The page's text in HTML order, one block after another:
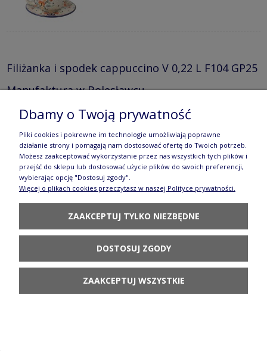
Filiżanka i spodek cappuccino V 0,22 L F104 GP25
Manufaktura w Bolesławcu
Czajnik V 1,5 L C017 GP25 Manufaktura w
294,90 zł
Dbamy o Twoją prywatność
Pliki cookies i pokrewne im technologie umożliwiają poprawne
działanie strony i pomagają nam dostosować ofertę do Twoich potrzeb.
Możesz zaakceptować wykorzystanie przez nas wszystkich tych plików i
przejść do sklepu lub dostosować użycie plików do swoich preferencji,
wybierając opcję "Dostosuj zgody".
Więcej o plikach cookies przeczytasz w naszej Polityce prywatności.
ZAAKCEPTUJ TYLKO NIEZBĘDNE
DOSTOSUJ ZGODY
ZAAKCEPTUJ WSZYSTKIE